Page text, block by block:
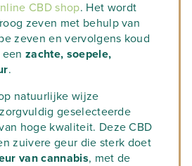
CBD shop. Het wordt
zeven met behulp van
zeven en vervolgens koud
zachte, soepele,
.
natuurlijke wijze
geselecteerde
hoge kwaliteit. Deze CBD
zuivere geur die sterk doet
van cannabis, met de